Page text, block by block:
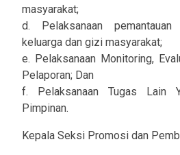
masyarakat;
d. Pelaksanaan
keluarga dan gizi masyarakat;
e. Pelaksanaan Monitoring,
Pelaporan; Dan
f. Pelaksanaan Tugas Lain
Pimpinan.
Kepala Seksi Promosi dan